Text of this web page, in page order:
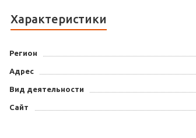
Характеристики
Регион
Адрес
Вид деятельности
Сайт